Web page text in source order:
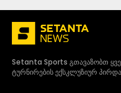
Setanta Sports გთავაზობთ
ტურნირების ექსკლუზიურ